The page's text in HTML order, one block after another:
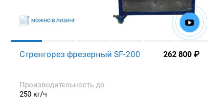
Стренгорез фрезерный SF-200 262 800 ₽
Производительность до
250 кг/ч